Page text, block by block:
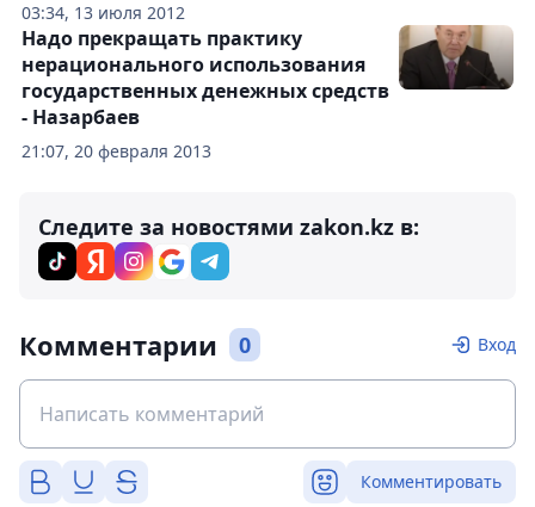
03:34, 13 июля 2012
21:07, 20 февраля 2013
Надо прекращать практику
нерационального использования
государственных денежных средств
- Назарбаев
Следите за новостями zakon.kz в:
Комментарии 0 Вход
Комментировать